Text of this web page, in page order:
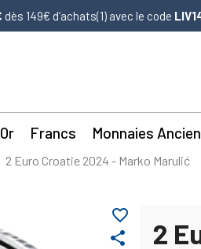
dès 149€ d’achats(1) avec le code
Francs Monnaies
2 Euro Croatie 2024 - Marko Marulić
share
favorite_border
2